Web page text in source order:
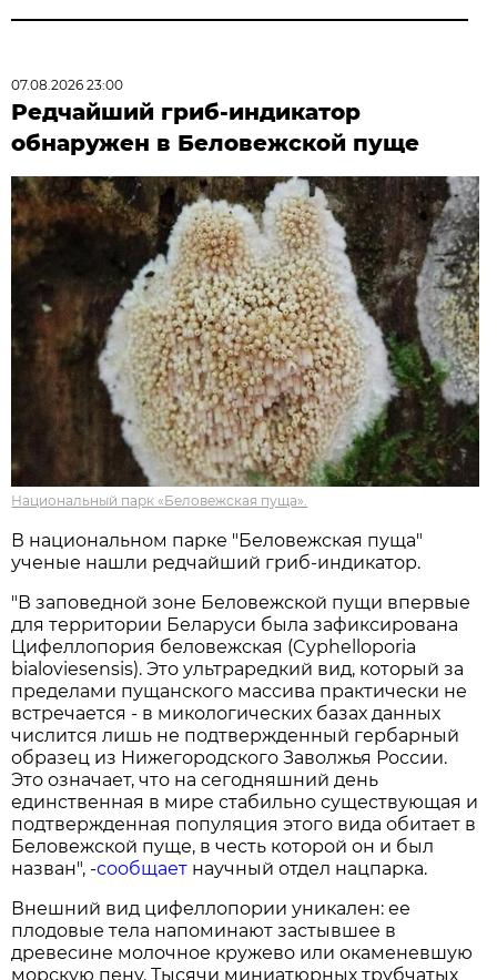
07.08.2026 23:00
Редчайший гриб-индикатор
обнаружен в Беловежской пуще
Национальный парк «Беловежская пуща».
В национальном парке "Беловежская пуща"
ученые нашли редчайший гриб-индикатор.
"В заповедной зоне Беловежской пущи впервые
для территории Беларуси была зафиксирована
Цифеллопория беловежская (Cyphelloporia
bialoviesensis). Это ультраредкий вид, который за
пределами пущанского массива практически не
встречается - в микологических базах данных
числится лишь не подтвержденный гербарный
образец из Нижегородского Заволжья России.
Это означает, что на сегодняшний день
единственная в мире стабильно существующая и
подтвержденная популяция этого вида обитает в
Беловежской пуще, в честь которой он и был
назван", -сообщает научный отдел нацпарка.
Внешний вид цифеллопории уникален: ее
плодовые тела напоминают застывшее в
древесине молочное кружево или окаменевшую
морскую пену. Тысячи миниатюрных трубчатых